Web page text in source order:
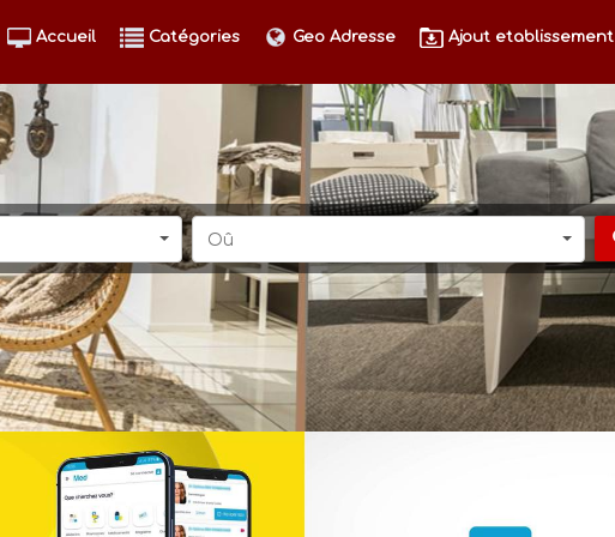
Accueil Catégories Geo Adresse Ajout etablissement
Oû